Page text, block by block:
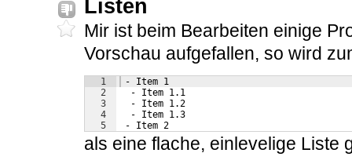
Listen
Mir ist beim Bearbeiten einige
Vorschau aufgefallen, so wird
1
2
3
4
5
- Item 1
  - Item 1.1
  - Item 1.2
  - Item 1.3
- Item 2
als eine flache, einlevelige Liste